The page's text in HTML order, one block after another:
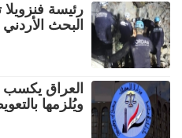
رئيسة
البحث
العراق
ويُلزمها